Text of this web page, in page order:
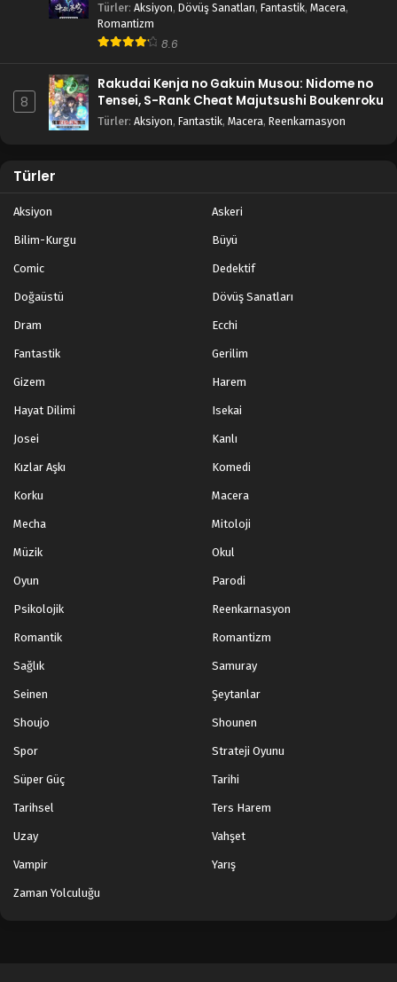
Türler: Aksiyon, Dövüş Sanatları, Fantastik, Macera,
Romantizm
8.6
8
Rakudai Kenja no Gakuin Musou: Nidome no
Tensei, S-Rank Cheat Majutsushi Boukenroku
Türler: Aksiyon, Fantastik, Macera, Reenkarnasyon
Türler
Aksiyon Askeri
Bilim-Kurgu Büyü
Comic Dedektif
Doğaüstü Dövüş Sanatları
Dram Ecchi
Fantastik Gerilim
Gizem Harem
Hayat Dilimi Isekai
Josei Kanlı
Kızlar Aşkı Komedi
Korku Macera
Mecha Mitoloji
Müzik Okul
Oyun Parodi
Psikolojik Reenkarnasyon
Romantik Romantizm
Sağlık Samuray
Seinen Şeytanlar
Shoujo Shounen
Spor Strateji Oyunu
Süper Güç Tarihi
Tarihsel Ters Harem
Uzay Vahşet
Vampir Yarış
Zaman Yolculuğu